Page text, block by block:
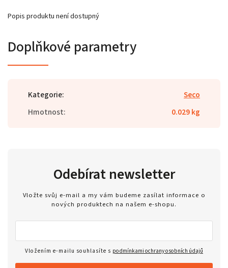
Popis produktu není dostupný
Doplňkové parametry
Kategorie:
Seco
Hmotnost: 0.029 kg
Odebírat newsletter
Vložte svůj e-mail a my vám budeme zasílat informace o
nových produktech na našem e-shopu.
Vložením e-mailu souhlasíte s podmínkami ochrany osobních údajů